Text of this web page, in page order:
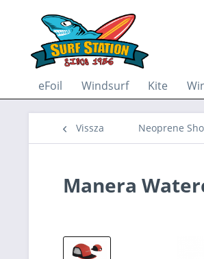
eFoil Windsurf Kite
Vissza Neoprene
Manera